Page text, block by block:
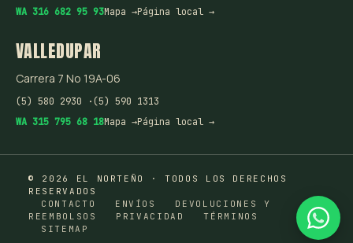
WA 316 682 95 93Mapa →Página local →
VALLEDUPAR
Carrera 7 No 19A-06
(5) 580 2930 ·(5) 590 1313
WA 315 795 68 18Mapa →Página local →
© 2026 EL NORTEÑO · TODOS LOS DERECHOS
RESERVADOS
CONTACTO
ENVÍOS
DEVOLUCIONES Y
REEMBOLSOS
PRIVACIDAD
TÉRMINOS
SITEMAP